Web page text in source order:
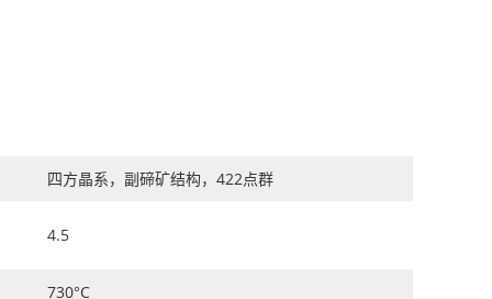
四方晶系，副碲矿结构，422点群
4.5
730°C